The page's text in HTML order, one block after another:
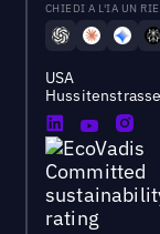
CHIEDI A L'IA UN
USA